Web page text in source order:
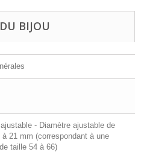
BIJOU
- Diamètre ajustable de
à 21 mm (correspondant à une
taille 54 à 66)